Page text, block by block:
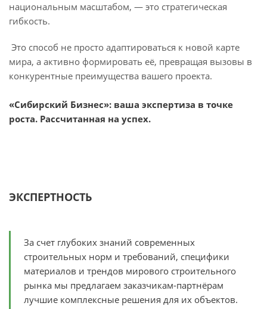
национальным масштабом, — это стратегическая
гибкость.
Это способ не просто адаптироваться к новой карте
мира, а активно формировать её, превращая вызовы в
конкурентные преимущества вашего проекта.
«Сибирский Бизнес»: ваша экспертиза в точке
роста. Рассчитанная на успех.
ЭКСПЕРТНОСТЬ
За счет глубоких знаний современных
строительных норм и требований, специфики
материалов и трендов мирового строительного
рынка мы предлагаем заказчикам-партнёрам
лучшие комплексные решения для их объектов.